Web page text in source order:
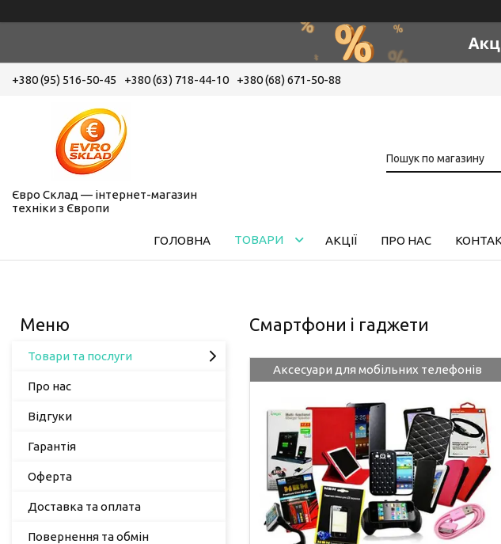
+380 (95) 516-50-45 +380 (63) 718-44-10 +380 (68) 671-50-88
Євро Склад — інтернет-магазин
техніки з Європи
ГОЛОВНА ТОВАРИ АКЦІЇ ПРО НАС
Смартфони і гаджети
Аксесуари для мобільних телефонів
Товари та послуги
Про нас
Відгуки
Гарантія
Оферта
Доставка та оплата
Повернення та обмін